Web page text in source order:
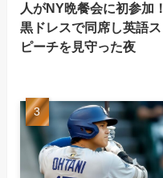
人がNY晩餐会に初参加！
黒ドレスで同席し英語ス
ピーチを見守った夜